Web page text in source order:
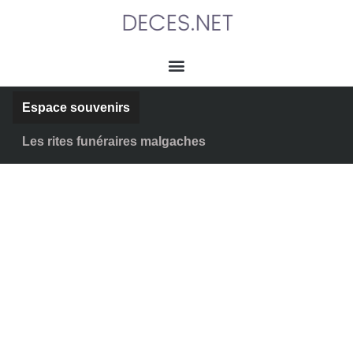
Espace souvenirs
Les rites funéraires malgaches